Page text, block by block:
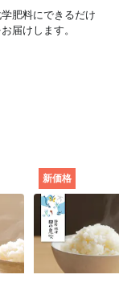
肥料にできるだけ
届けします。
円
新価格
静岡・焼津
田の息吹（品
シヒカリ） [